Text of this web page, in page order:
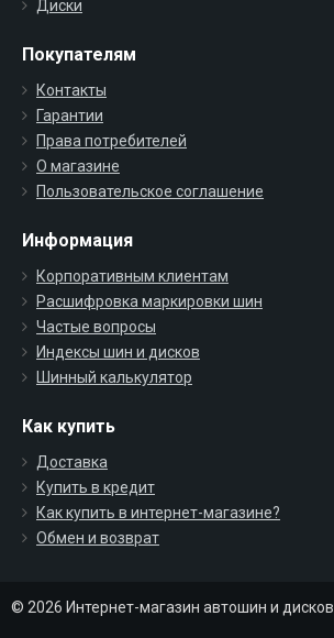
Диски
Покупателям
Контакты
Гарантии
Права потребителей
О магазине
Пользовательское соглашение
Информация
Корпоративным клиентам
Расшифровка маркировки шин
Частые вопросы
Индексы шин и дисков
Шинный калькулятор
Как купить
Доставка
Купить в кредит
Как купить в интернет-магазине?
Обмен и возврат
© 2026 Интернет-магазин автошин и дисков